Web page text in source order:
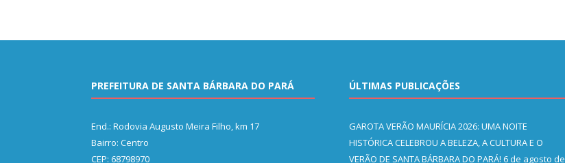
PREFEITURA DE SANTA BÁRBARA DO PARÁ
End.: Rodovia Augusto Meira Filho, km 17
Bairro: Centro
CEP: 68798970
ÚLTIMAS PUBLICAÇÕES
GAROTA VERÃO MAURÍCIA 2026: UMA NOITE
HISTÓRICA CELEBROU A BELEZA, A CULTURA E O
VERÃO DE SANTA BÁRBARA DO PARÁ! 6 de agosto de